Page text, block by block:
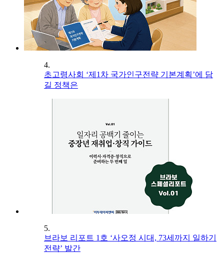
4.
초고령사회 ‘제1차 국가인구전략 기본계획’에 담
길 정책은
5.
브라보 리포트 1호 ‘사오정 시대, 73세까지 일하기
전략’ 발간